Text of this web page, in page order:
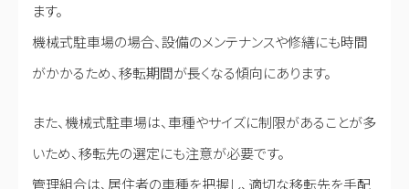
ます。
機械式駐車場の場合、設備のメンテナンスや修繕にも時間
がかかるため、移転期間が長くなる傾向にあります。
また、機械式駐車場は、車種やサイズに制限があることが多
いため、移転先の選定にも注意が必要です。
管理組合は、居住者の車種を把握し、適切な移転先を手配